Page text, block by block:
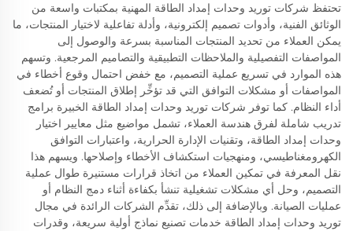
تحتفظ شركات توريد وحدات إمداد الطاقة المهنية بمكتبات واسعة من
الوثائق الفنية، وأدوات تصميم إلكترونية، وأدلة تفاعلية لاختيار المنتجات، ما
يمكن العملاء من تحديد المنتجات المناسبة بسرعة والوصول إلى
المواصفات التفصيلية والملاحظات التطبيقية والتصاميم المرجعية. وتسهم
هذه الموارد في تسريع عملية التصميم، مع خفض احتمال وقوع أخطاء في
المواصفات أو مشكلات التوافق التي قد تؤخِّر إطلاق المنتجات أو تُضعف
أداء النظام. كما توفر شركات توريد وحدات إمداد الطاقة الخبيرة برامج
تدريب شاملة لفرق هندسة العملاء، تشمل مواضيع مثل معايير اختيار
وحدات إمداد الطاقة، وتقنيات الإدارة الحرارية، واعتبارات التوافق
الكهرومغناطيسي، ومنهجيات استكشاف الأخطاء وإصلاحها. ويسهم هذا
نقل المعرفة في تمكين العملاء من اتخاذ قرارات مستنيرة طوال عملية
التصميم، وحل أي مشكلات تشغيلية تنشأ بكفاءة أثناء دمج النظام أو
عمليات الصيانة. وبالإضافة إلى ذلك، تقدِّم الشركات الرائدة في مجال
توريد وحدات إمداد الطاقة خدمات تصنيع نماذج أولية سريعة، وقدرات